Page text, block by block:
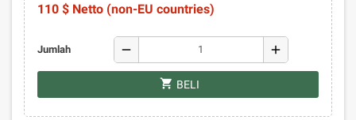
110 $ Netto (non-EU countries)
Jumlah remove add
shopping_cart BELI